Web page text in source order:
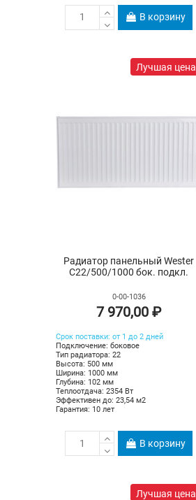
В корзину
Лучшая цена
Радиатор панельный Wester
C22/500/1000 бок. подкл.
0-00-1036
7 970,00 ₽
Срок поставки: от 1 до 2 дней
Подключение: боковое
Тип радиатора: 22
Высота: 500 мм
Ширина: 1000 мм
Глубина: 102 мм
Теплоотдача: 2354 Вт
Эффективен до: 23,54 м2
Гарантия: 10 лет
В корзину
Лучшая цена